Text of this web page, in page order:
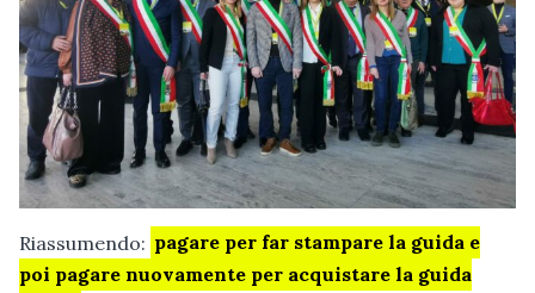
Riassumendo: pagare per far stampare la guida e
poi pagare nuovamente per acquistare la guida